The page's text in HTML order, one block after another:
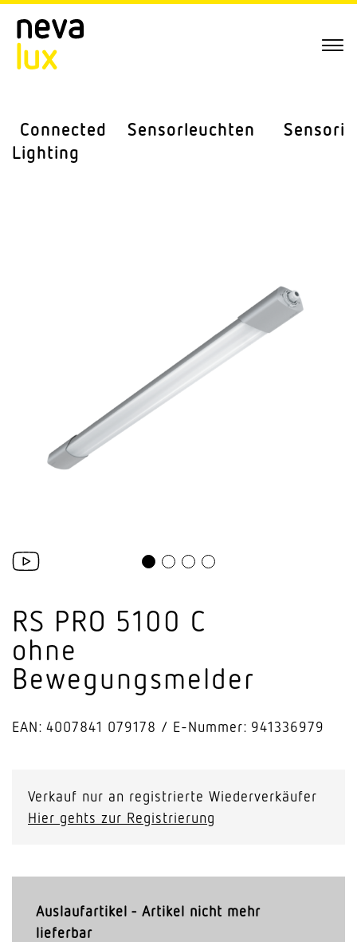
Connected
Lighting
Sensor­leuchten Sensorik
RS PRO 5100 C
ohne
Bewegungsmelder
EAN: 4007841 079178 E-Nummer: 941336979
Verkauf nur an registrierte Wiederverkäufer
Hier gehts zur Registrierung
Auslaufartikel - Artikel nicht mehr
lieferbar